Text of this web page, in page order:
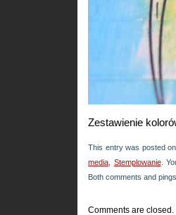
Zestawienie
This entry was posted
media
Stemplowanie.
Both comments and
Comments are closed.